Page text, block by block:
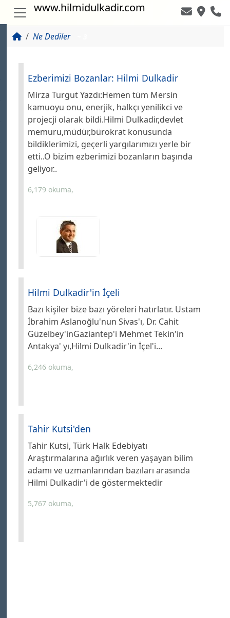
www.hilmidulkadir.com
Ne Dediler
Ezberimizi Bozanlar: Hilmi Dulkadir
Mirza Turgut Yazdı:Hemen tüm Mersin
kamuoyu onu, enerjik, halkçı yenilikci ve
projecji olarak bildi.Hilmi Dulkadir,devlet
memuru,müdür,bürokrat konusunda
bildiklerimizi, geçerli yargılarımızı yerle bir
etti..O bizim ezberimizi bozanların başında
geliyor..
6,179 okuma,
Hilmi Dulkadir'in İçeli
Bazı kişiler bize bazı yöreleri hatırlatır. Ustam
İbrahim Aslanoğlu'nun Sivas'ı, Dr. Cahit
Güzelbey'inGaziantep'i Mehmet Tekin'in
Antakya' yı,Hilmi Dulkadir'in İçel'i...
6,246 okuma,
Tahir Kutsi'den
Tahir Kutsi, Türk Halk Edebiyatı
Araştırmalarına ağırlık veren yaşayan bilim
adamı ve uzmanlarından bazıları arasında
Hilmi Dulkadir'i de göstermektedir
5,767 okuma,